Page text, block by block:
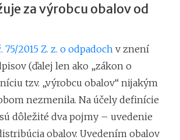
za výrobcu obalov od
75/2015 Z. z. o odpadoch v znení
(ďalej len ako „zákon o
tzv. „výrobcu obalov“ nijakým
nezmenila. Na účely definície
dôležité dva pojmy – uvedenie
obalov. Uvedením obalov